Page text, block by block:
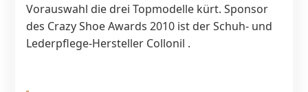
Vorauswahl die drei Topmodelle kürt. Sponsor
des Crazy Shoe Awards 2010 ist der Schuh- und
Lederpflege-Hersteller Collonil .